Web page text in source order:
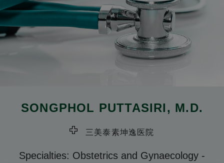
SONGPHOL PUTTASIRI , M.D.
三美泰素坤逸医院
Specialties: Obstetrics and Gynaecology -